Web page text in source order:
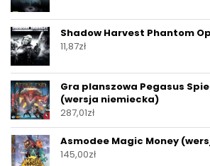
Shadow Harvest Phantom
11,87zł
Gra planszowa Pegasus
(wersja niemiecka)
287,01zł
Asmodee Magic Money
145,00zł